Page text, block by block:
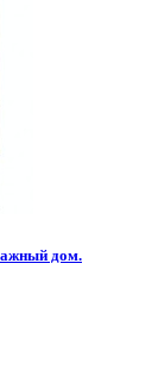
дом.